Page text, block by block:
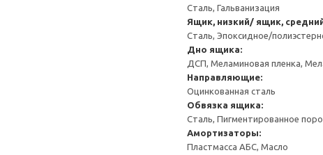
Сталь, Гальванизация
Ящик, низкий/ ящик,
Сталь, Эпоксидное/
Дно ящика:
ДСП, Меламиновая пленка,
Направляющие:
Оцинкованная сталь
Обвязка ящика:
Сталь, Пигментированное
Амортизаторы:
Пластмасса АБС, Масло